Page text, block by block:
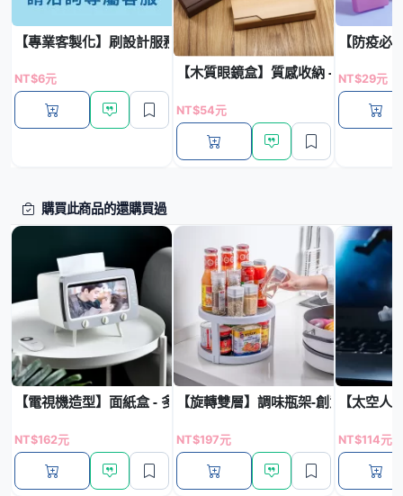
【專業客製化】刷設計服務 - 禮品訂製-快速報價
NT$6元 【木質眼鏡盒】質感收納 - 客製實用
NT$54元
【防疫
NT$29元
購買此商品的還購買過
【電視機造型】面紙盒 - 多功能手機支架
NT$162元
【旋轉雙層】調味瓶架-創意廚房調料
NT$197元
【太空人
NT$114元